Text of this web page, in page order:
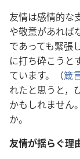
友情は感情的な
や敬意があれば
であっても緊張
に打ち砕こうと
ています。（箴
れたと思うと，
かもしれません
か。
友情が揺らぐ理